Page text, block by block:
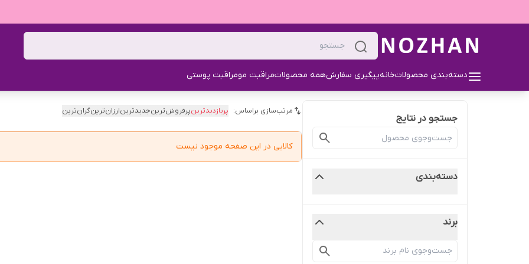
دسته‌بندی محصولاتخانهپیگیری سفارشهمه محصولاتمراقبت مومراقبت پوستی
جستجو در نتایج
دسته‌بندی
برند
مرتب‌سازی براساس: پربازدیدترینپرفروش‌ترینجدیدترینارزان‌ترینگران‌ترین
کالایی در این صفحه موجود نیست